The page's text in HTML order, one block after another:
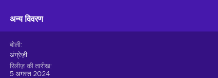
अन्य विवरण
बोली
अंग्रेज़ी
रिलीज़ की तारीख
5 अगस्त 2024